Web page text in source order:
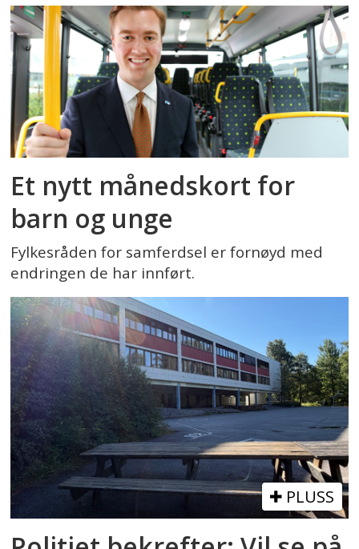
Et nytt månedskort for
barn og unge
Fylkesråden for samferdsel er fornøyd med
endringen de har innført.
PLUSS